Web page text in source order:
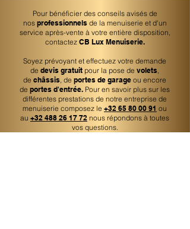
Pour bénéficier des conseils avisés de
nos professionnelsde la menuiserie et d'un
service après-vente à votre entière disposition,
contactez CB Lux Menuiserie.
Soyez prévoyant et effectuez votre demande
de devis gratuit pour la pose de volets,
de châssis, de portes de garage ou encore
de portes d'entrée. Pour en savoir plus sur les
différentes prestations de notre entreprise de
menuiserie composez le +32 65 80 00 91 ou
au +32 488 26 17 72 nous répondons à toutes
vos questions.